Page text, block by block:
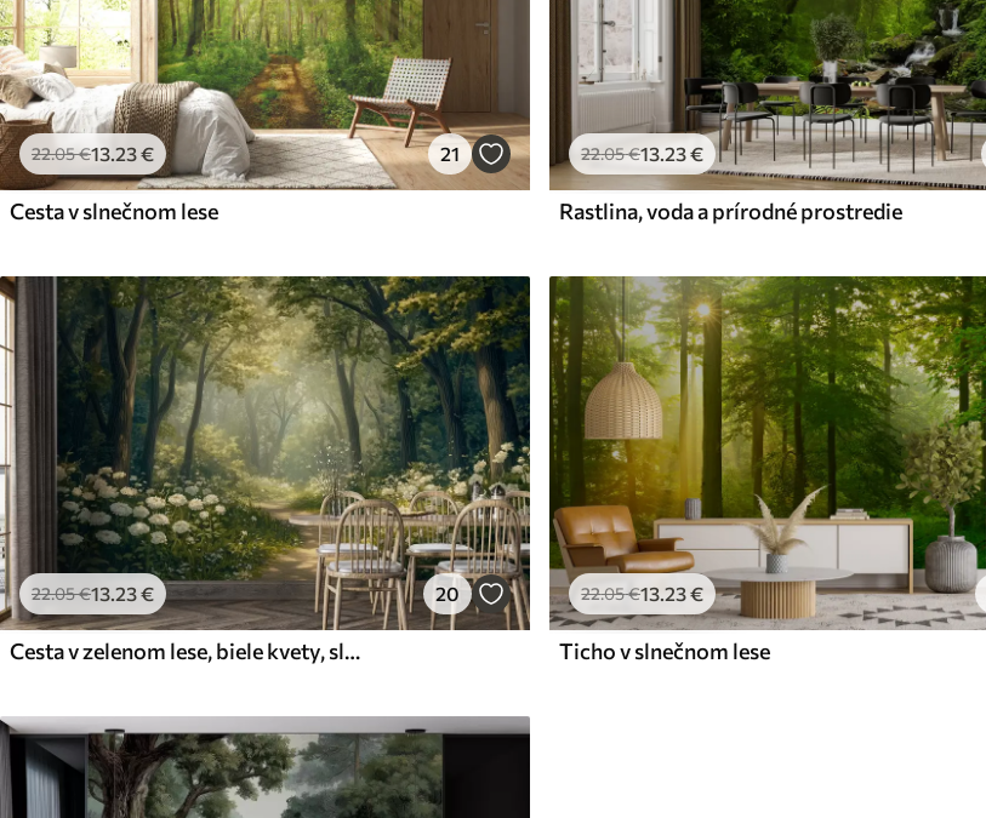
22.05€13.23€ 21
Cesta v slnečnom lese
22.05€13.23€
Rastlina, voda a prírodné prostredie
22.05€13 .23€ 20
Cesta v zelenom lese, biele kvety, slnečné svetlo, akrylová kresba
22.05€13 .23€
Ticho v slnečnom lese